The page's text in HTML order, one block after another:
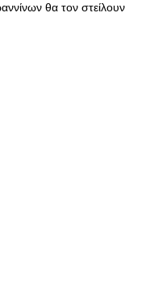
θα τον στείλουν